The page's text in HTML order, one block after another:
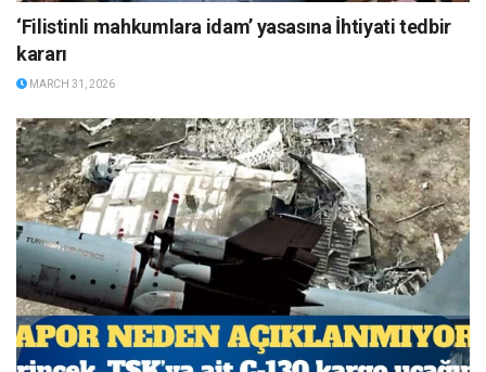
‘Filistinli mahkumlara idam’ yasasına İhtiyati tedbir
kararı
MARCH 31, 2026